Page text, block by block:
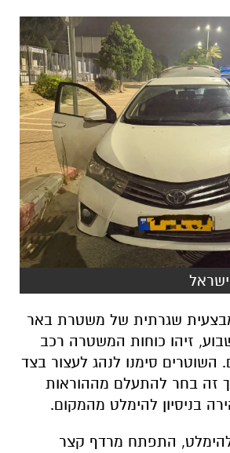
שגרתית של משטרת באר
זיהו כוחות המשטרה רכב
סימנו לנהג לעצור בצד
זה בחר להתעלם מההוראות
בניסיון להימלט מהמקום.
להימלט, התפתח מרדף קצר